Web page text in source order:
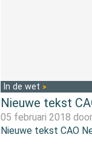
In de wet
Nieuwe tekst
05 februari 2018 door
Nieuwe tekst CAO